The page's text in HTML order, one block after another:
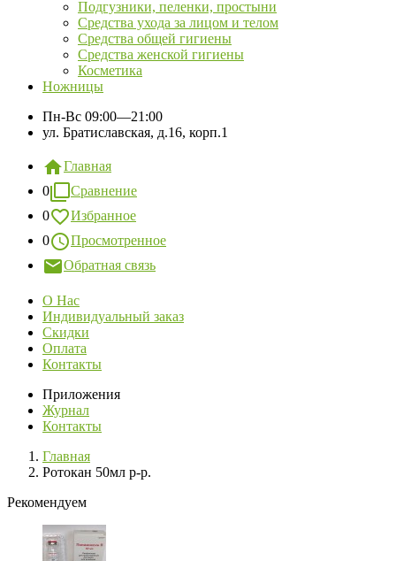
Подгузники, пеленки, простыни
Средства ухода за лицом и телом
Средства общей гигиены
Средства женской гигиены
Косметика
Ножницы
Пн-Вс 09:00—21:00
ул. Братиславская, д.16, корп.1
Главная
0
Сравнение
0
Избранное
0
Просмотренное
Обратная связь
О Нас
Индивидуальный заказ
Скидки
Оплата
Контакты
Приложения
Журнал
Контакты
Главная
Ротокан 50мл р-р.
Рекомендуем